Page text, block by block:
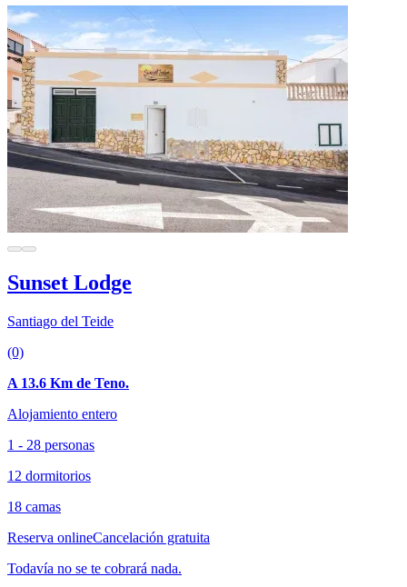
Sunset Lodge
Santiago del Teide
(0)
A 13.6 Km de Teno.
Alojamiento entero
1 - 28 personas
12 dormitorios
18 camas
Reserva onlineCancelación gratuita
Todavía no se te cobrará nada.